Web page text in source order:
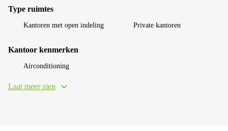
Type ruimtes
Kantoren met open indeling Private kantoren
Kantoor kenmerken
Airconditioning
Laat meer zien